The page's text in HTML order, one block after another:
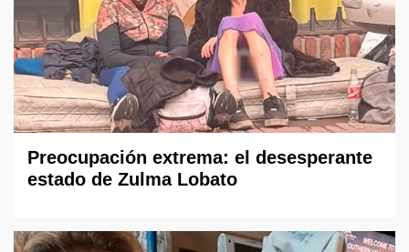
Preocupación extrema: el desesperante
estado de Zulma Lobato